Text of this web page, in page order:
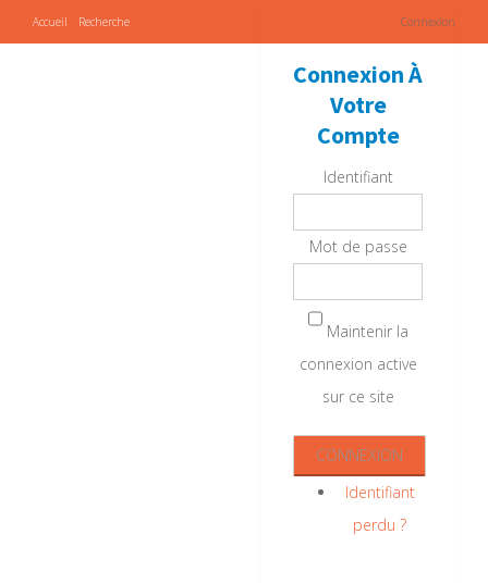
Accueil Recherche Connexion
Connexion À
Votre
Compte
Identifiant
Mot de passe
Maintenir la
connexion active
sur ce site
Identifiant
perdu ?